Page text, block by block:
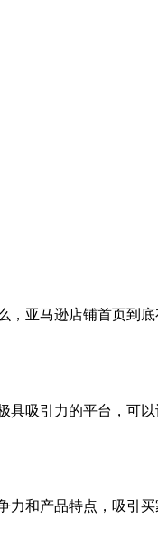
，亚马逊店铺首页到
具吸引力的平台，可
和产品特点，吸引买